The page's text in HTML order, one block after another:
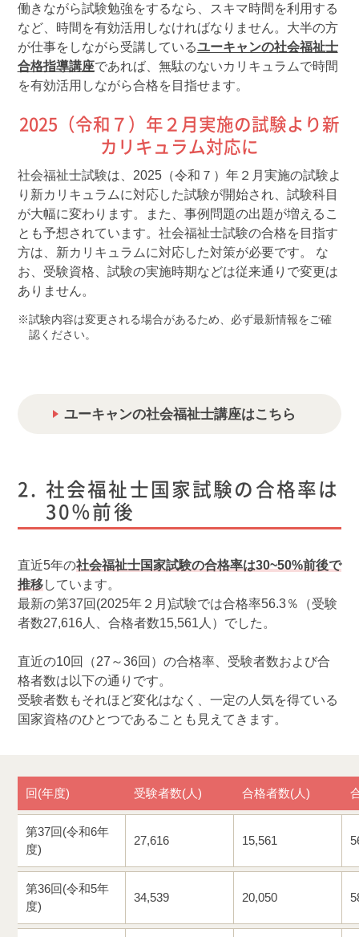
働きながら試験勉強をするなら、スキマ時間を利用する
など、時間を有効活用しなければなりません。大半の方
が仕事をしながら受講しているユーキャンの社会福祉士
合格指導講座であれば、無駄のないカリキュラムで時間
を有効活用しながら合格を目指せます。
2025（令和７）年２月実施の試験より新
カリキュラム対応に
社会福祉士試験は、2025（令和７）年２月実施の試験よ
り新カリキュラムに対応した試験が開始され、試験科目
が大幅に変わります。また、事例問題の出題が増えるこ
とも予想されています。社会福祉士試験の合格を目指す
方は、新カリキュラムに対応した対策が必要です。 な
お、受験資格、試験の実施時期などは従来通りで変更は
ありません。
試験内容は変更される場合があるため、必ず最新情報をご確
認ください。
ユーキャンの社会福祉士講座はこちら
社会福祉士国家試験の合格率は
30％前後
直近5年の社会福祉士国家試験の合格率は30~50%前後で
推移しています。
最新の第37回(2025年２月)試験では合格率56.3％（受験
者数27,616人、合格者数15,561人）でした。
直近の10回（27～36回）の合格率、受験者数および合
格者数は以下の通りです。
受験者数もそれほど変化はなく、一定の人気を得ている
国家資格のひとつであることも見えてきます。
回(年度) 受験者数(人) 合格者数(人)
第37回(令和6年
度)
27,616 15,561
第36回(令和5年
度)
34,539 20,050